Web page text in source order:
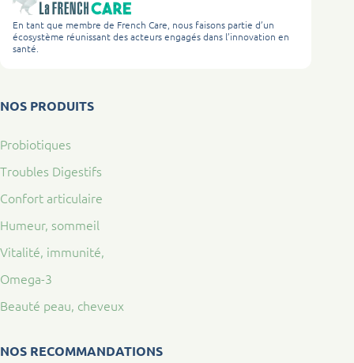
En tant que membre de French Care, nous faisons partie d’un
écosystème réunissant des acteurs engagés dans l’innovation en
santé.
NOS PRODUITS
Probiotiques
Troubles Digestifs
Confort articulaire
Humeur, sommeil
Vitalité, immunité,
Omega-3
Beauté peau, cheveux
NOS RECOMMANDATIONS